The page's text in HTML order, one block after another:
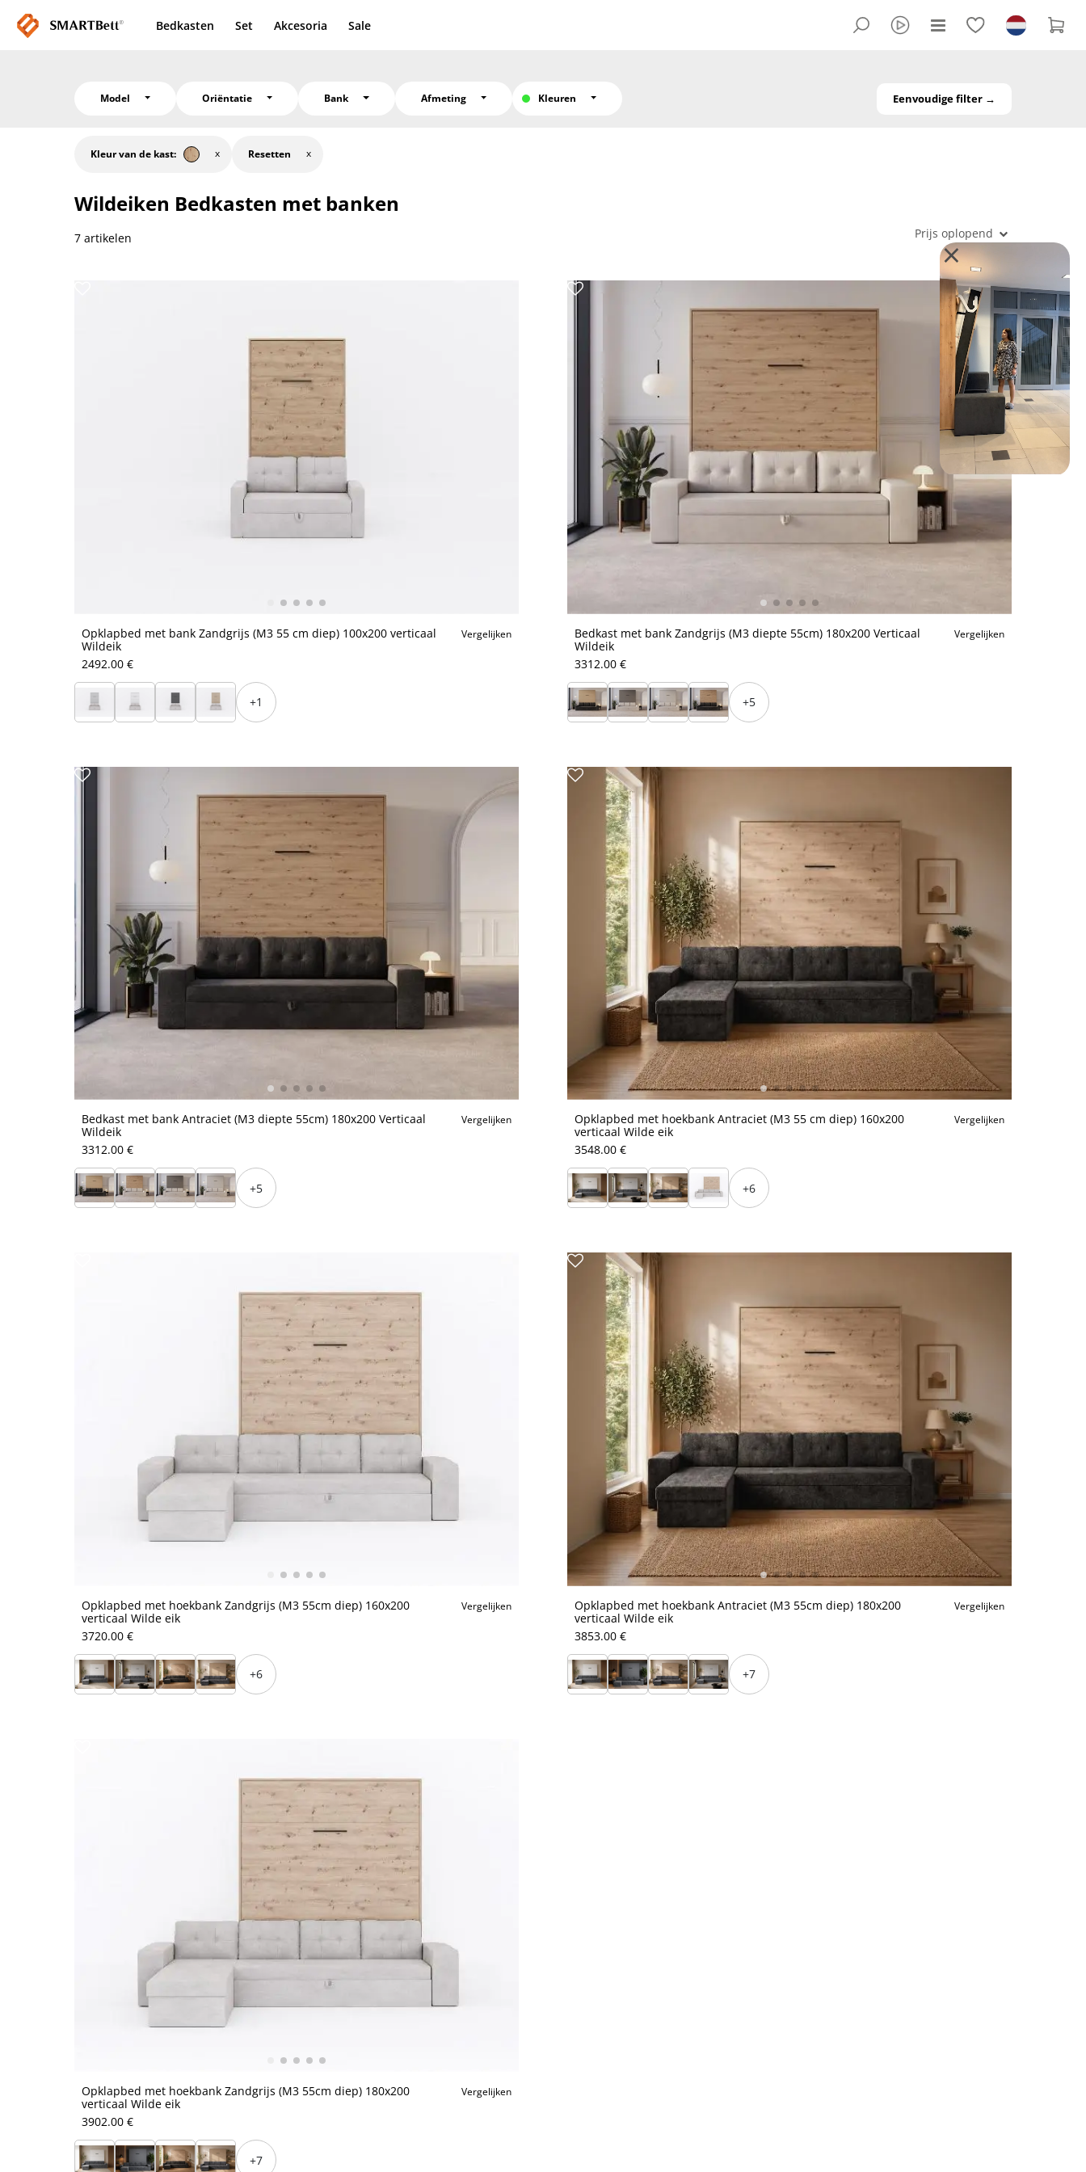
Bedkasten Set Akcesoria Sale
Model Oriëntatie Bank Afmeting Kleuren Eenvoudige filter →
Kleur van de kast: Resetten
Wildeiken Bedkasten met banken
Prijs oplopend
7 artikelen
Opklapbed met bank Zandgrijs (M3 55 cm diep) 100x200 verticaal
Wildeik
Vergelijken
2492.00 €
+1
Bedkast met bank Zandgrijs (M3 diepte 55cm) 180x200 Verticaal
Wildeik
Vergelijken
3312.00 €
+5
Bedkast met bank Antraciet (M3 diepte 55cm) 180x200 Verticaal
Wildeik
Vergelijken
3312.00 €
+5
Opklapbed met hoekbank Antraciet (M3 55 cm diep) 160x200
verticaal Wilde eik
Vergelijken
3548.00 €
+6
Opklapbed met hoekbank Zandgrijs (M3 55cm diep) 160x200
verticaal Wilde eik
Vergelijken
3720.00 €
+6
Opklapbed met hoekbank Antraciet (M3 55cm diep) 180x200
verticaal Wilde eik
Vergelijken
3853.00 €
+7
Opklapbed met hoekbank Zandgrijs (M3 55cm diep) 180x200
verticaal Wilde eik
Vergelijken
3902.00 €
+7
×